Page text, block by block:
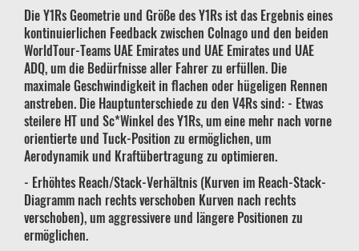
Die Y1Rs Geometrie und Größe des Y1Rs ist das Ergebnis eines
kontinuierlichen Feedback zwischen Colnago und den beiden
WorldTour-Teams UAE Emirates und UAE Emirates und UAE
ADQ, um die Bedürfnisse aller Fahrer zu erfüllen. Die
maximale Geschwindigkeit in flachen oder hügeligen Rennen
anstreben. Die Hauptunterschiede zu den V4Rs sind: - Etwas
steilere HT und Sc*Winkel des Y1Rs, um eine mehr nach vorne
orientierte und Tuck-Position zu ermöglichen, um
Aerodynamik und Kraftübertragung zu optimieren.
- Erhöhtes Reach/Stack-Verhältnis (Kurven im Reach-Stack-
Diagramm nach rechts verschoben Kurven nach rechts
verschoben), um aggressivere und längere Positionen zu
ermöglichen.